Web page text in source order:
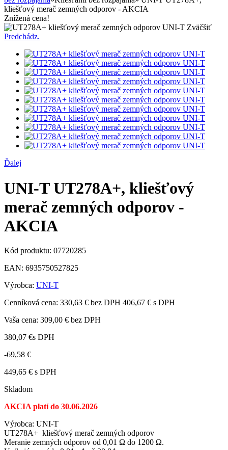
kliešťový merač zemných odporov - AKCIA
Znížená cena!
Zväčšiť
Predchádz.
Ďalej
UNI-T UT278A+, kliešťový
merač zemných odporov -
AKCIA
Kód produktu: 07720285
EAN: 6935750527825
Výrobca: UNI-T
Cenníková cena: 330,63 € bez DPH 406,67 € s DPH
Vaša cena: 309,00 € bez DPH
380,07 €s DPH
-69,58 €
449,65 € s DPH
Skladom
AKCIA platí do 30.06.2026
Výrobca: UNI-T
UT278A+ kliešťový merač zemných odporov
Meranie zemných odporov od 0,01 Ω do 1200 Ω.